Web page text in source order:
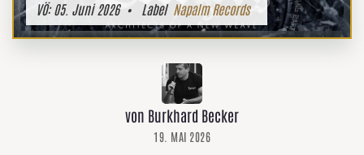
VÖ:05. Juni 2026• Label Napalm Records
von Burkhard Becker
19. MAI 2026